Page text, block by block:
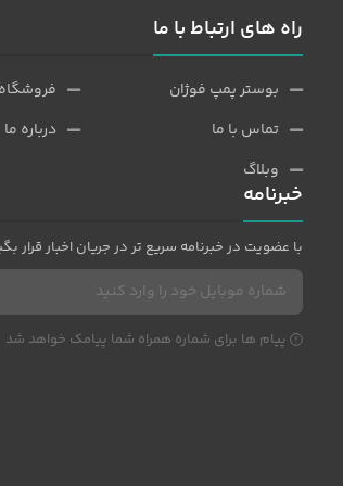
راه های ارتباط با ما
بوستر پمپ فوژان
تماس با ما
وبلاگ
فروشگاه
درباره ما
خبرنامه
با عضویت در خبرنامه سریع تر در جریان اخبار قرار
پیام ها برای شماره همراه شما پیامک خواهد شد